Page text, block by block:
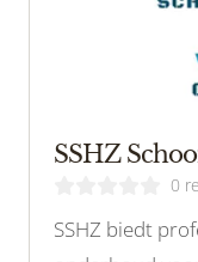
0
SSHZ biedt